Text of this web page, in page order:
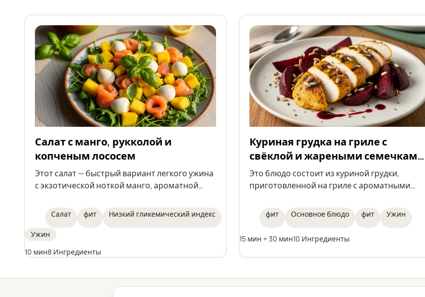
Салат с манго, рукколой и
копченым лососем
Этот салат — быстрый вариант легкого ужина
с экзотической ноткой манго, ароматной
лососем. Всё дополняет свежий базилик и
лимонная заправка. Идеально подходит для
тех, кто заботится о здоровье и фигуре.
Салат фит Низкий гликемический индекс
Ужин
10 мин8 Ингредиенты
Куриная грудка на гриле с
свёклой и жареными семечками
подсолнечника
Это блюдо состоит из куриной грудки,
приготовленной на гриле с ароматными
семечками подсолнечника, а также
поливается малиновым бальзамическим
уксусом. Идеальный фит-обед, сочетающий
высокое содержание белка с лёгкостью
овощей и хрустом семян.
фит Основное блюдо фит Ужин
15 мин + 30 мин10 Ингредиенты
← Все категории